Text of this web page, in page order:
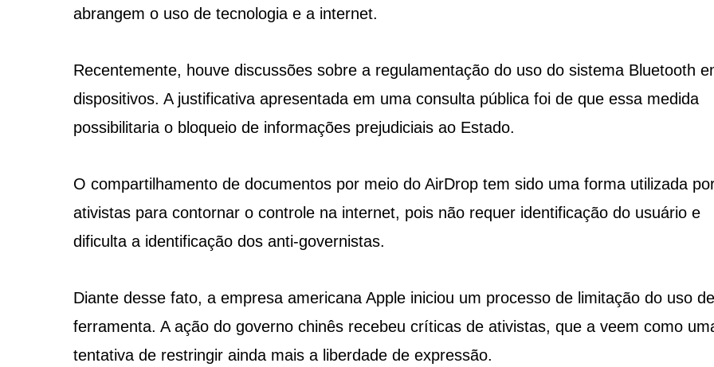
abrangem o uso de tecnologia e a internet.
Recentemente, houve discussões sobre a regulamentação do uso do sistema Bluetooth
dispositivos. A justificativa apresentada em uma consulta pública foi de que essa medida
possibilitaria o bloqueio de informações prejudiciais ao Estado.
O compartilhamento de documentos por meio do AirDrop tem sido uma forma utilizada
ativistas para contornar o controle na internet, pois não requer identificação do usuário e
dificulta a identificação dos anti-governistas.
Diante desse fato, a empresa americana Apple iniciou um processo de limitação do uso
ferramenta. A ação do governo chinês recebeu críticas de ativistas, que a veem como
tentativa de restringir ainda mais a liberdade de expressão.